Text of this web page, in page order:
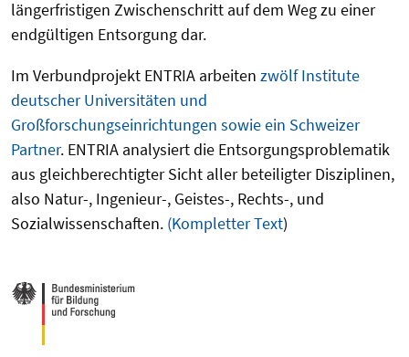
längerfristigen Zwischenschritt auf dem Weg zu einer
endgültigen Entsorgung dar.
Im Verbundprojekt ENTRIA arbeiten zwölf Institute
deutscher Universitäten und
Großforschungseinrichtungen sowie ein Schweizer
Partner. ENTRIA analysiert die Entsorgungsproblematik
aus gleichberechtigter Sicht aller beteiligter Disziplinen,
also Natur-, Ingenieur-, Geistes-, Rechts-, und
Sozialwissenschaften. (Kompletter Text)